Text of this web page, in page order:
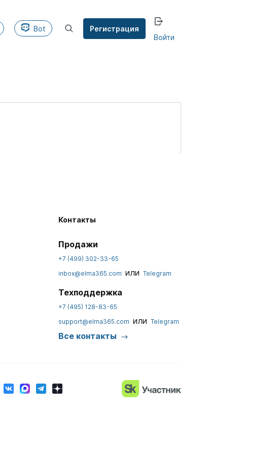
Bot
Регистрация
Войти
Контакты
Продажи
+7 (499) 302-33-65
inbox@elma365.com или Telegram
Техподдержка
+7 (495) 128-83-65
support@elma365.com или Telegram
Все контакты